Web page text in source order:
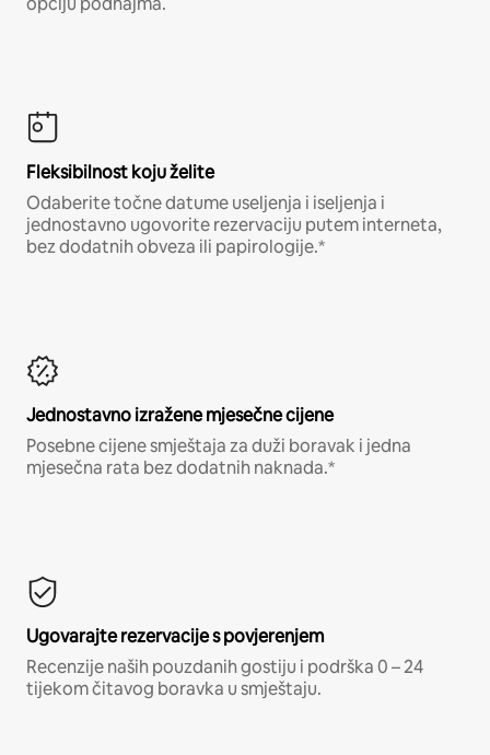
Fleksibilnost koju želite
Odaberite točne datume useljenja i iseljenja i
jednostavno ugovorite rezervaciju putem interneta,
bez dodatnih obveza ili papirologije.*
Jednostavno izražene mjesečne cijene
Posebne cijene smještaja za duži boravak i jedna
mjesečna rata bez dodatnih naknada.*
Ugovarajte rezervacije s povjerenjem
Recenzije naših pouzdanih gostiju i podrška 0 – 24
tijekom čitavog boravka u smještaju.